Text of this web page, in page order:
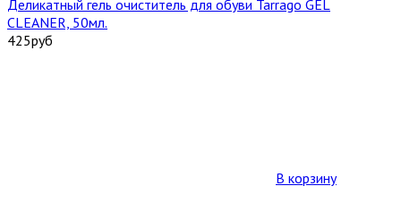
Деликатный гель очиститель для обуви Tarrago GEL
CLEANER, 50мл.
425руб
В корзину